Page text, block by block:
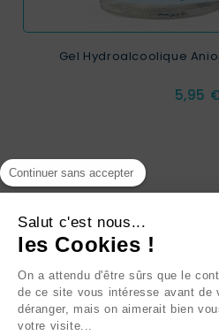
Gel Hydroalcoolique
Prix
5,95
INFORMATIONS
NOTRE SOCIÉTÉ
Continuer sans accepter
Salut c'est nous...
les Cookies !
On a attendu d'être sûrs que le
de ce site vous intéresse avant de
déranger, mais on aimerait bien
votre visite...